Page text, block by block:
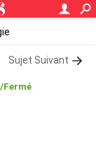
Sujet Suivant
Fermé